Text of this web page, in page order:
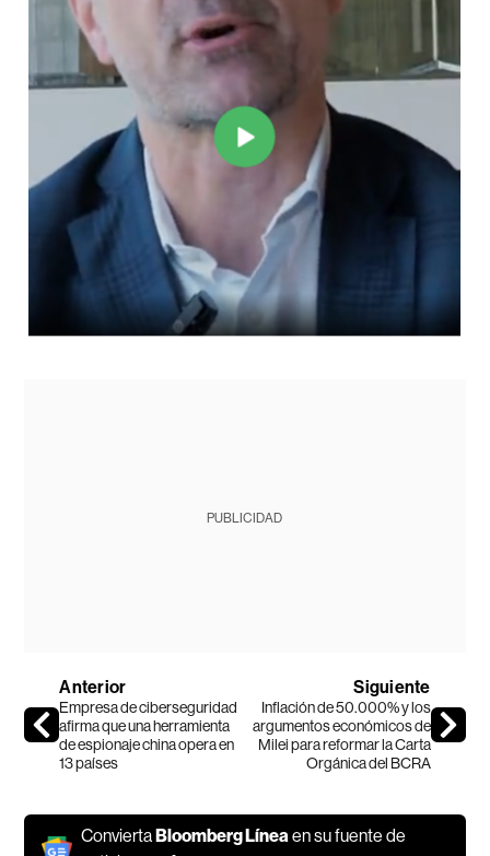
PUBLICIDAD
Anterior
Empresa de ciberseguridad
afirma que una herramienta
de espionaje china opera en
13 países
Siguiente
Inflación de 50.000% y los
argumentos económicos de
Milei para reformar la Carta
Orgánica del BCRA
ConviertaBloomberg Línea en su fuente de